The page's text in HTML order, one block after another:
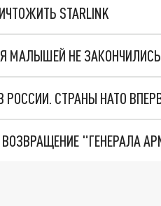
STARLINK
МАЛЫШЕЙ НЕ ЗАКОНЧИЛИСЬ